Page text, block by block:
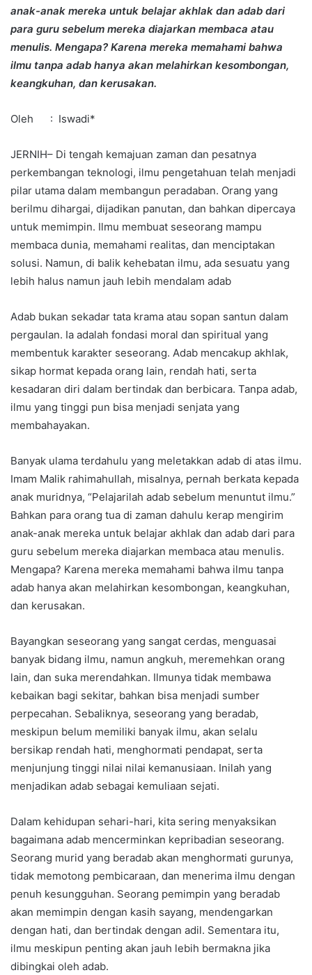
anak-anak mereka untuk belajar akhlak dan adab dari
para guru sebelum mereka diajarkan membaca atau
menulis. Mengapa? Karena mereka memahami bahwa
ilmu tanpa adab hanya akan melahirkan kesombongan,
keangkuhan, dan kerusakan.
Oleh : Iswadi*
JERNIH– Di tengah kemajuan zaman dan pesatnya
perkembangan teknologi, ilmu pengetahuan telah menjadi
pilar utama dalam membangun peradaban. Orang yang
berilmu dihargai, dijadikan panutan, dan bahkan dipercaya
untuk memimpin. Ilmu membuat seseorang mampu
membaca dunia, memahami realitas, dan menciptakan
solusi. Namun, di balik kehebatan ilmu, ada sesuatu yang
lebih halus namun jauh lebih mendalam adab
Adab bukan sekadar tata krama atau sopan santun dalam
pergaulan. Ia adalah fondasi moral dan spiritual yang
membentuk karakter seseorang. Adab mencakup akhlak,
sikap hormat kepada orang lain, rendah hati, serta
kesadaran diri dalam bertindak dan berbicara. Tanpa adab,
ilmu yang tinggi pun bisa menjadi senjata yang
membahayakan.
Banyak ulama terdahulu yang meletakkan adab di atas ilmu.
Imam Malik rahimahullah, misalnya, pernah berkata kepada
anak muridnya, “Pelajarilah adab sebelum menuntut ilmu.”
Bahkan para orang tua di zaman dahulu kerap mengirim
anak-anak mereka untuk belajar akhlak dan adab dari para
guru sebelum mereka diajarkan membaca atau menulis.
Mengapa? Karena mereka memahami bahwa ilmu tanpa
adab hanya akan melahirkan kesombongan, keangkuhan,
dan kerusakan.
Bayangkan seseorang yang sangat cerdas, menguasai
banyak bidang ilmu, namun angkuh, meremehkan orang
lain, dan suka merendahkan. Ilmunya tidak membawa
kebaikan bagi sekitar, bahkan bisa menjadi sumber
perpecahan. Sebaliknya, seseorang yang beradab,
meskipun belum memiliki banyak ilmu, akan selalu
bersikap rendah hati, menghormati pendapat, serta
menjunjung tinggi nilai nilai kemanusiaan. Inilah yang
menjadikan adab sebagai kemuliaan sejati.
Dalam kehidupan sehari-hari, kita sering menyaksikan
bagaimana adab mencerminkan kepribadian seseorang.
Seorang murid yang beradab akan menghormati gurunya,
tidak memotong pembicaraan, dan menerima ilmu dengan
penuh kesungguhan. Seorang pemimpin yang beradab
akan memimpin dengan kasih sayang, mendengarkan
dengan hati, dan bertindak dengan adil. Sementara itu,
ilmu meskipun penting akan jauh lebih bermakna jika
dibingkai oleh adab.